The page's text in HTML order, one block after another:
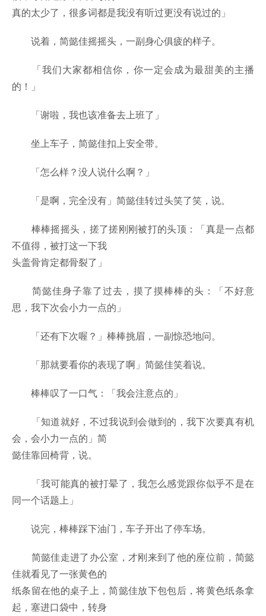
真的太少了，很多词都是我没有听过更没有说过的」
说着，简懿佳摇摇头，一副身心俱疲的样子。
「我们大家都相信你，你一定会成为最甜美的主播
的！」
「谢啦，我也该准备去上班了」
坐上车子，简懿佳扣上安全带。
「怎么样？没人说什么啊？」
「是啊，完全没有」简懿佳转过头笑了笑，说。
棒棒摇摇头，搓了搓刚刚被打的头顶：「真是一点都
不值得，被打这一下我
头盖骨肯定都骨裂了」
简懿佳身子靠了过去，摸了摸棒棒的头：「不好意
思，我下次会小力一点的」
「还有下次喔？」棒棒挑眉，一副惊恐地问。
「那就要看你的表现了啊」简懿佳笑着说。
棒棒叹了一口气：「我会注意点的」
「知道就好，不过我说到会做到的，我下次要真有机
会，会小力一点的」简
懿佳靠回椅背，说。
「我可能真的被打晕了，我怎么感觉跟你似乎不是在
同一个话题上」
说完，棒棒踩下油门，车子开出了停车场。
简懿佳走进了办公室，才刚来到了他的座位前，简懿
佳就看见了一张黄色的
纸条留在他的桌子上，简懿佳放下包包后，将黄色纸条拿
起，塞进口袋中，转身